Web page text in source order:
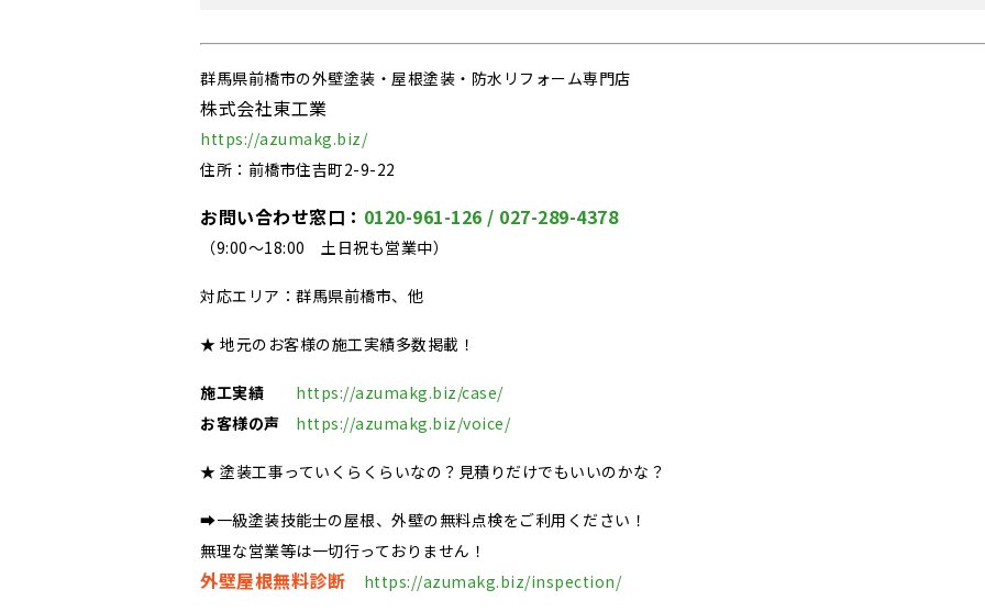
群馬県前橋市の外壁塗装・屋根塗装・防水リフォーム専門店
株式会社東工業
https://azumakg.biz/
住所：前橋市住吉町2-9-22
お問い合わせ窓口： 0120-961-126 / 027-289-4378
（9:00～18:00 土日祝も営業中）
対応エリア：群馬県前橋市、他
★ 地元のお客様の施工実績多数掲載！
施工実績
https://azumakg.biz/case/
お客様の声
https://azumakg.biz/voice/
★ 塗装工事っていくらくらいなの？見積りだけでもいいのかな？
➡一級塗装技能士の屋根、外壁の無料点検をご利用ください！
無理な営業等は一切行っておりません！
外壁屋根無料診断 https://azumakg.biz/inspection/